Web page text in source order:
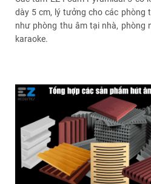
dày 5 cm, lý tưởng cho các phòng
như phòng thu âm tại nhà, phòng
karaoke.